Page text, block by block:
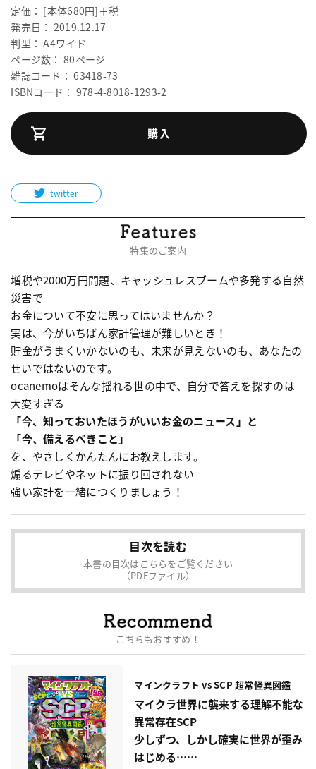
定価： [本体680円]＋税
発売日： 2019.12.17
判型： A4ワイド
ページ数： 80ページ
雑誌コード： 63418-73
ISBNコード： 978-4-8018-1293-2
購入
twitter
特集のご案内
増税や2000万円問題、キャッシュレスブームや多発する自然
災害で
お金について不安に思ってはいませんか？
実は、今がいちばん家計管理が難しいとき！
貯金がうまくいかないのも、未来が見えないのも、あなたの
せいではないのです。
ocanemoはそんな揺れる世の中で、自分で答えを探すのは
大変すぎる
「今、知っておいたほうがいいお金のニュース」と
「今、備えるべきこと」
を、やさしくかんたんにお教えします。
煽るテレビやネットに振り回されない
強い家計を一緒につくりましょう！
目次を読む
本書の目次はこちらをご覧ください
（PDFファイル）
こちらもおすすめ！
マインクラフト vs SCP 超常怪異図鑑
マイクラ世界に襲来する理解不能な
異常存在SCP
少しずつ、しかし確実に世界が歪み
はじめる……